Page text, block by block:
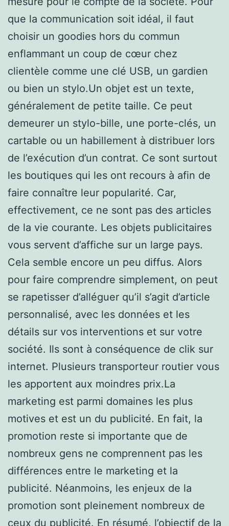
que la communication soit idéal, il faut
choisir un goodies hors du commun
enflammant un coup de cœur chez
clientèle comme une clé USB, un gardien
ou bien un stylo.Un objet est un texte,
généralement de petite taille. Ce peut
demeurer un stylo-bille, une porte-clés, un
cartable ou un habillement à distribuer lors
de l’exécution d’un contrat. Ce sont surtout
les boutiques qui les ont recours à afin de
faire connaître leur popularité. Car,
effectivement, ce ne sont pas des articles
de la vie courante. Les objets publicitaires
vous servent d’affiche sur un large pays.
Cela semble encore un peu diffus. Alors
pour faire comprendre simplement, on peut
se rapetisser d’alléguer qu’il s’agit d’article
personnalisé, avec les données et les
détails sur vos interventions et sur votre
société. Ils sont à conséquence de clik sur
internet. Plusieurs transporteur routier vous
les apportent aux moindres prix.La
marketing est parmi domaines les plus
motives et est un du publicité. En fait, la
promotion reste si importante que de
nombreux gens ne comprennent pas les
différences entre le marketing et la
publicité. Néanmoins, les enjeux de la
promotion sont pleinement nombreux de
ceux du publicité. En résumé, l’objectif de la